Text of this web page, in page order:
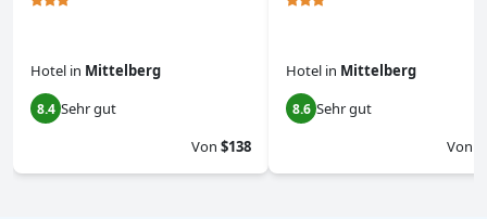
Hotel in Mittelberg
8.4 Sehr gut
Von $138
Hotel in Mittelberg
8.6 Sehr gut
Von